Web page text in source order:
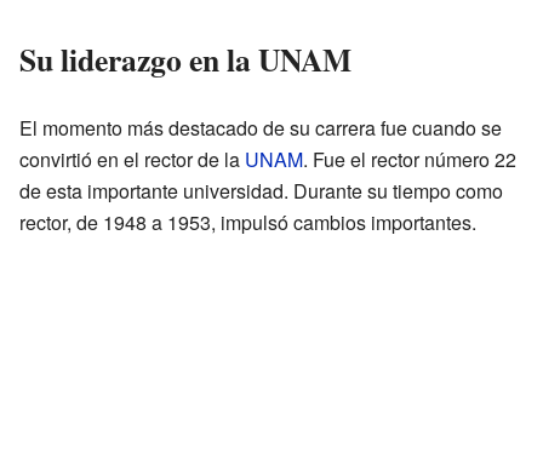
Su liderazgo en la UNAM
El momento más destacado de su carrera fue cuando se
convirtió en el rector de la UNAM. Fue el rector número 22
de esta importante universidad. Durante su tiempo como
rector, de 1948 a 1953, impulsó cambios importantes.